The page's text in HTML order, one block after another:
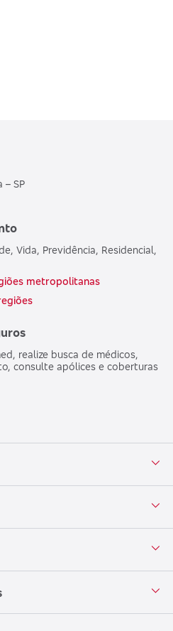
– SP
Vida, Previdência, Residencial,
metropolitanas
realize busca de médicos,
consulte apólices e coberturas